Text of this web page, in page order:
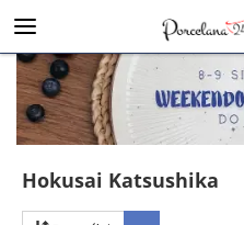
Hokusai Katsushika